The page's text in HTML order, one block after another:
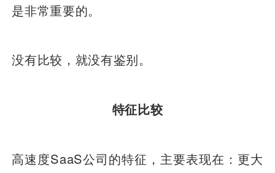
是非常重要的。
没有比较，就没有鉴别。
特征比较
高速度SaaS公司的特征，主要表现在：更大